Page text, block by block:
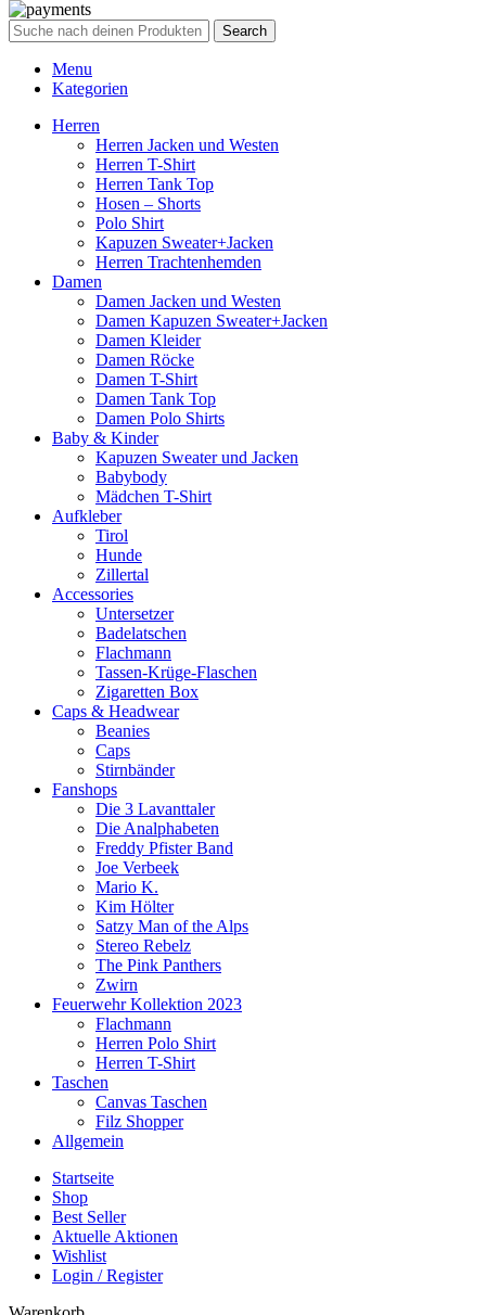
Search
Menu
Kategorien
Herren
Herren Jacken und Westen
Herren T-Shirt
Herren Tank Top
Hosen – Shorts
Polo Shirt
Kapuzen Sweater+Jacken
Herren Trachtenhemden
Damen
Damen Jacken und Westen
Damen Kapuzen Sweater+Jacken
Damen Kleider
Damen Röcke
Damen T-Shirt
Damen Tank Top
Damen Polo Shirts
Baby & Kinder
Kapuzen Sweater und Jacken
Babybody
Mädchen T-Shirt
Aufkleber
Tirol
Hunde
Zillertal
Accessories
Untersetzer
Badelatschen
Flachmann
Tassen-Krüge-Flaschen
Zigaretten Box
Caps & Headwear
Beanies
Caps
Stirnbänder
Fanshops
Die 3 Lavanttaler
Die Analphabeten
Freddy Pfister Band
Joe Verbeek
Mario K.
Kim Hölter
Satzy Man of the Alps
Stereo Rebelz
The Pink Panthers
Zwirn
Feuerwehr Kollektion 2023
Flachmann
Herren Polo Shirt
Herren T-Shirt
Taschen
Canvas Taschen
Filz Shopper
Allgemein
Startseite
Shop
Best Seller
Aktuelle Aktionen
Wishlist
Login / Register